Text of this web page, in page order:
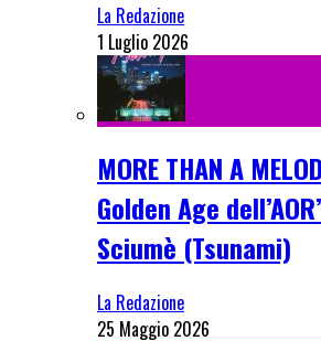
La Redazione
1 Luglio 2026
MORE THAN A
Golden Age
Sciumè (Tsunami)
La Redazione
25 Maggio 2026